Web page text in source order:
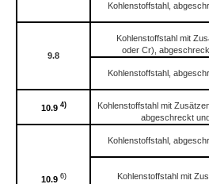
Kohlenstoffstahl,
9.8
Kohlenstoffstahl mit
oder Cr),
Kohlenstoffstahl,
10.9 4)
Kohlenstoffstahl mit
abgeschreckt
10.9 6)
Kohlenstoffstahl,
Kohlenstoffstahl mit